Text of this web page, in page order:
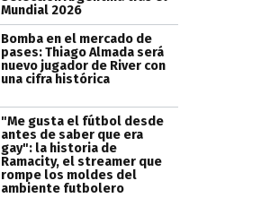
Mundial 2026
Bomba en el mercado de
pases: Thiago Almada será
nuevo jugador de River con
una cifra histórica
"Me gusta el fútbol desde
antes de saber que era
gay": la historia de
Ramacity, el streamer que
rompe los moldes del
ambiente futbolero